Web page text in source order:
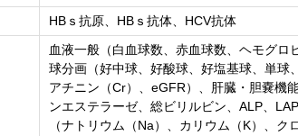
HBｓ抗原、HBｓ抗体、HCV抗体
血液一般（白血球数、赤血球数、ヘモグ
球分画（好中球、好酸球、好塩基球、単球
アチニン（Cr）、eGFR）、肝臓・胆嚢機
ンエステラーゼ、総ビリルビン、ALP、
（ナトリウム（Na）、カリウム（K）、